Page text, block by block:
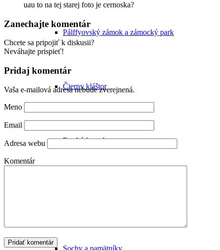
Pálffyovský zámok a zámocký park
Čierny kláštor
Farský kostol
Sochy a pamätníky
uau to na tej starej foto je cernoska?
Zanechajte komentár
Chcete sa pripojiť k diskusii?
Neváhajte prispieť!
Pridaj komentár
Vaša e-mailová adresa nebude zverejnená.
Meno
Email
Adresa webu
Komentár